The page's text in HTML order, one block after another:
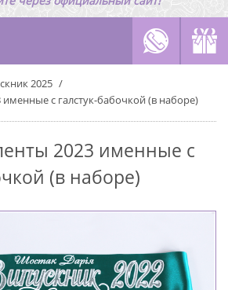
2025
с галстук-бабочкой (в наборе)
2023 именные с
(в наборе)